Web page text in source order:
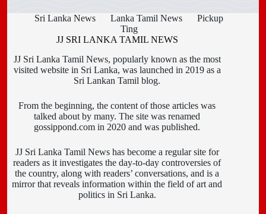
Sri Lanka News Lanka Tamil News
Pickup
Ting
JJ SRI LANKA TAMIL NEWS
JJ Sri Lanka Tamil News, popularly known as the most
visited website in Sri Lanka, was launched in 2019 as a
Sri Lankan Tamil blog.
From the beginning, the content of those articles was
talked about by many. The site was renamed
gossippond.com in 2020 and was published.
JJ Sri Lanka Tamil News has become a regular site for
readers as it investigates the day-to-day controversies of
the country, along with readers’ conversations, and is a
mirror that reveals information within the field of art and
politics in Sri Lanka.